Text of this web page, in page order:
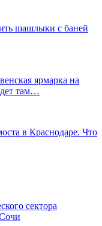
шашлыки с баней
ярмарка на
там…
в Краснодаре. Что
сектора